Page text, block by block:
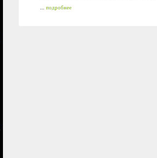
подробнее